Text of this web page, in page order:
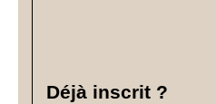
Déjà inscrit ?